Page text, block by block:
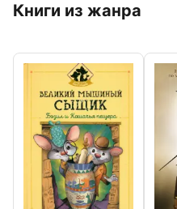
Книги из жанра